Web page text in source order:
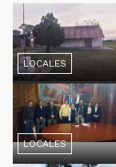
LOCALES
LOCALES